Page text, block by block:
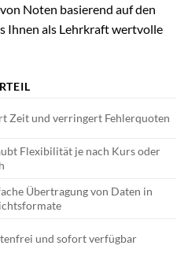
Noten basierend auf den
Ihnen als Lehrkraft wertvolle
Zeit und verringert Fehlerquoten
Flexibilität je nach Kurs oder
Übertragung von Daten in
und sofort verfügbar